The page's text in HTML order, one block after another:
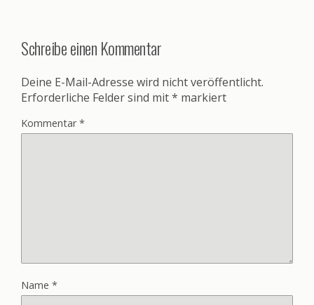
Schreibe einen Kommentar
Deine E-Mail-Adresse wird nicht veröffentlicht.
Erforderliche Felder sind mit* markiert
Kommentar*
Name *